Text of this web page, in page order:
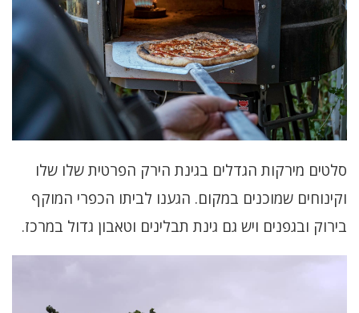
סלטים מירקות הגדלים בגינת הירק הפרטית שלו שלו
וקינוחים שמוכנים במקום. הגענו לביתו הכפרי המוקף
בירוק ובגפנים ויש גם גינת תבלינים וטאבון גדול במרכז.